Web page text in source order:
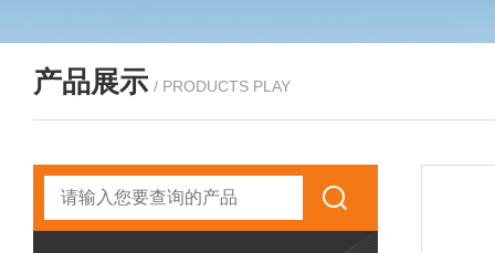
产品展示 / PRODUCTS PLAY